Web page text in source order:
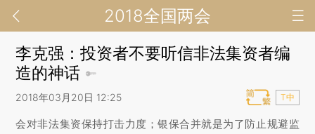
2018全国两会
李克强：投资者不要听信非法集资者编
造的神话
2018年03月20日 12:25 T中
会对非法集资保持打击力度；银保合并就是为了防止规避监